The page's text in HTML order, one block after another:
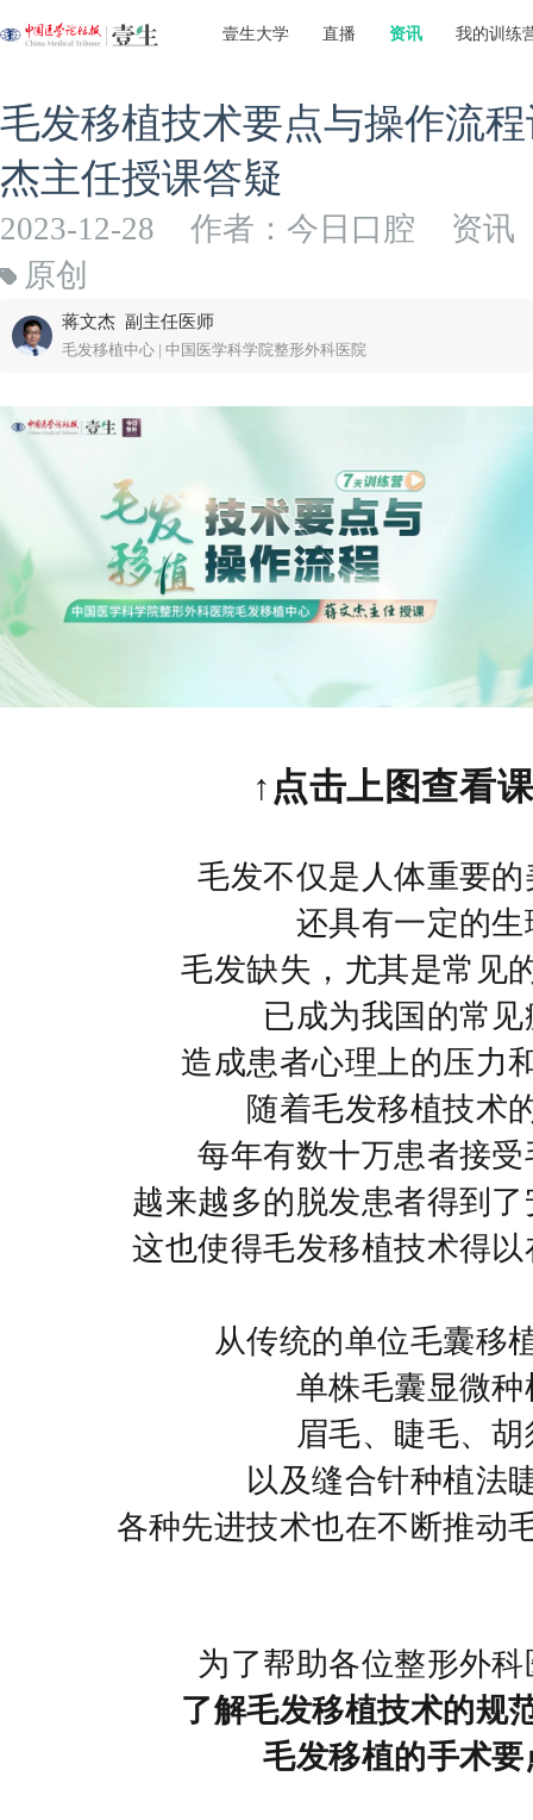
壹生大学 直播 资讯 我的训练
毛发移植技术要点与操作流
杰主任授课答疑
2023-12-28 作者：今日口腔
资讯
原创
蒋文杰 副主任医师
毛发移植中心 | 中国医学科学院整形外科医院
↑点击上图查看
毛发不仅是人体重要
还具有一定的
毛发缺失，尤其是常见
已成为我国的常
造成患者心理上的压力
随着毛发移植技术
每年有数十万患者接
越来越多的脱发患者得到
这也使得毛发移植技术得
从传统的单位毛囊移
单株毛囊显微
眉毛、睫毛、
以及缝合针种植法
各种先进技术也在不断推动
为了帮助各位整形外
了解毛发移植技术的规
毛发移植的手术